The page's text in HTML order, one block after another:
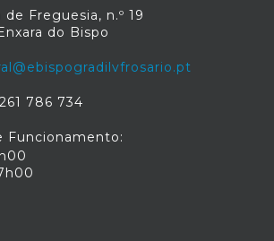
de Freguesia, n.º 19
do Bispo
786 734
Funcionamento: